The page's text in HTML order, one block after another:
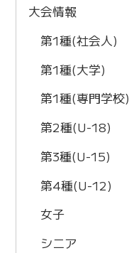
大会情報
第1種(社会人)
第1種(大学)
第1種(専門学校)
第2種(U-18)
第3種(U-15)
第4種(U-12)
女子
シニア